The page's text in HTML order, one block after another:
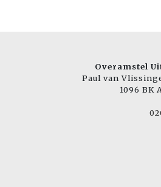
Overamstel
Paul van
1096 BK